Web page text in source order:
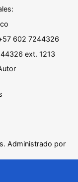
602 7244326
ext. 1213
Administrado por